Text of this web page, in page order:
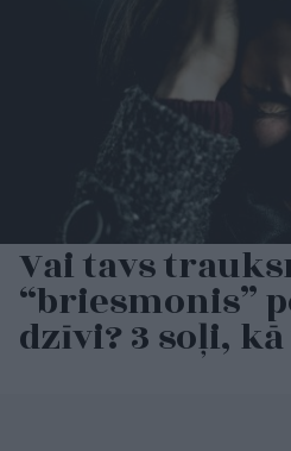
Vai tavs
“briesmonis”
dzīvi? 3 soļi,